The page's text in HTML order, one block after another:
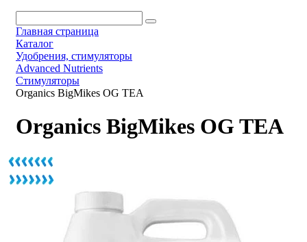
Главная страница
Каталог
Удобрения, стимуляторы
Advanced Nutrients
Стимуляторы
Organics BigMikes OG TEA
Organics BigMikes OG TEA